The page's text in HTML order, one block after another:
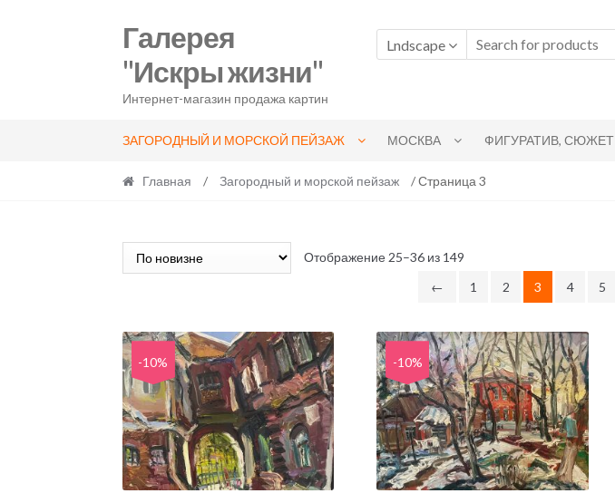
to
to
Галерея
"Искры жизни"
Интернет-магазин продажа картин
Lndscape
ЗАГОРОДНЫЙ И МОРСКОЙ ПЕЙЗАЖ МОСКВА ФИГУРАТИВ, СЮЖЕТ
Главная / Загородный и морской пейзаж / Страница 3
Отображение 25–36 из 149
←
1 2 3 4 5
-10% -10%